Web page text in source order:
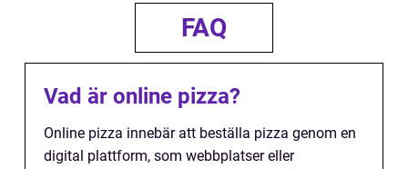
FAQ
Vad är online pizza?
Online pizza innebär att beställa pizza genom en
digital plattform, som webbplatser eller